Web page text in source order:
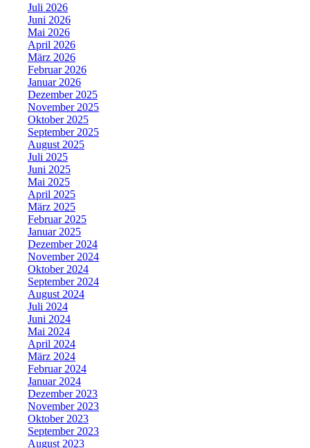
Juli 2026
Juni 2026
Mai 2026
April 2026
März 2026
Februar 2026
Januar 2026
Dezember 2025
November 2025
Oktober 2025
September 2025
August 2025
Juli 2025
Juni 2025
Mai 2025
April 2025
März 2025
Februar 2025
Januar 2025
Dezember 2024
November 2024
Oktober 2024
September 2024
August 2024
Juli 2024
Juni 2024
Mai 2024
April 2024
März 2024
Februar 2024
Januar 2024
Dezember 2023
November 2023
Oktober 2023
September 2023
August 2023